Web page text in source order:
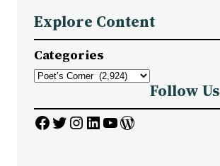
r
c
h
Explore Content
Categories
Follow Us
Facebook Twitter InstagramLinkedIn YouTube WordPress